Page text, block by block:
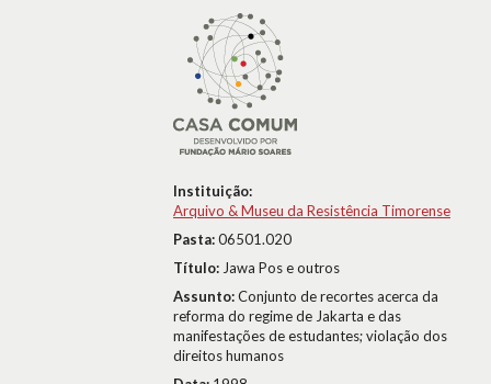
Instituição:
Arquivo & Museu da Resistência Timorense
Pasta:06501.020
Título: Jawa Pos e outros
Assunto:Conjunto de recortes acerca da
reforma do regime de Jakarta e das
manifestações de estudantes; violação dos
direitos humanos